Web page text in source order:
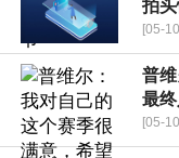
拍
[05-
普
最
[05-